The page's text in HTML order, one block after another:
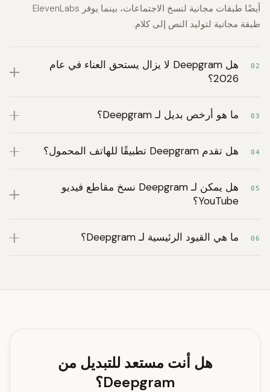
أيضًا طبقات مجانية لنسخ الاجتماعات، بينما يوفر ElevenLabs
طبقة مجانية لتوليد النص إلى كلام.
02
هل Deepgram لا يزال يستحق العناء في عام
2026؟
03 ما هو أرخص بديل لـ Deepgram؟
04 هل تقدم Deepgram تطبيقًا للهاتف المحمول؟
05
هل يمكن لـ Deepgram نسخ مقاطع فيديو
YouTube؟
06 ما هي القيود الرئيسية لـ Deepgram؟
هل أنت مستعد للتبديل من
Deepgram؟